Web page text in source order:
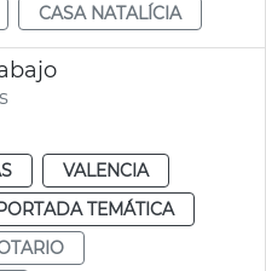
CASA NATALÍCIA
VALENCIA
TEMÁTICA